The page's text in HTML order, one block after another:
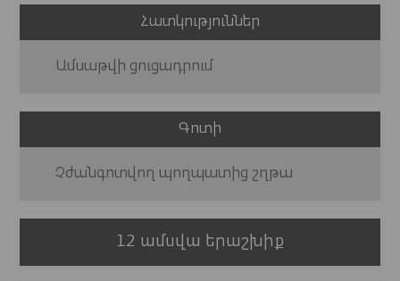
Հատկություններ
Ամսաթվի ցուցադրում
Գոտի
Չժանգոտվող պողպատից շղթա
12 ամսվա երաշխիք